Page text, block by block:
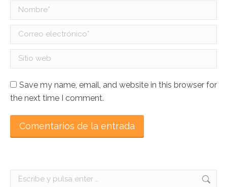
Nombre *
Correo electrónico *
Sitio web
Save my name, email, and website in this browser for
the next time I comment.
Comentarios de la entrada
Search: